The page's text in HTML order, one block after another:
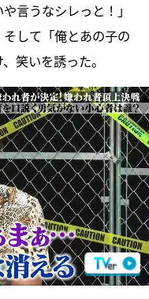
言うなシレっと！」
して「俺とあの子の
笑いを誘った。